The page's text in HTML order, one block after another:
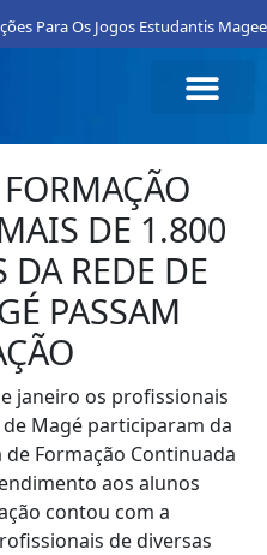
Para Os Jogos Estudantis
DE 1.800
REDE DE
PASSAM
janeiro os profissionais
Magé participaram da
Formação Continuada
aos alunos
contou com a
de diversas